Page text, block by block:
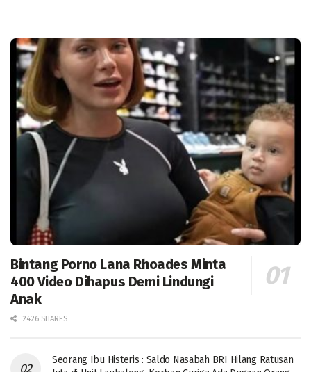
Bintang Porno Lana Rhoades Minta
400 Video Dihapus Demi Lindungi
Anak
2426 SHARES
Seorang Ibu Histeris : Saldo Nasabah BRI Hilang Ratusan